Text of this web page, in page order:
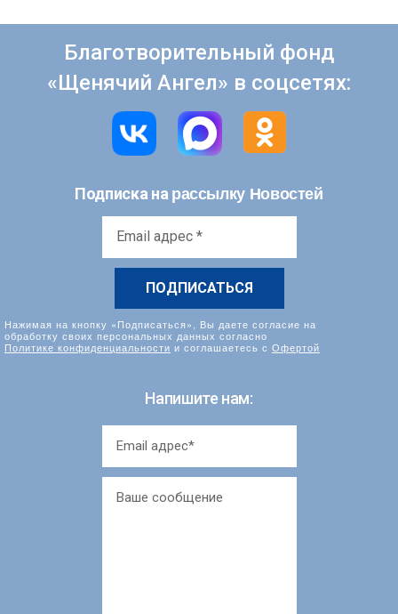
Благотворительный фонд
«Щенячий Ангел» в соцсетях:
Подписка на рассылку Новостей
Нажимая на кнопку «Подписаться», Вы даете согласие на
обработку своих персональных данных согласно
Политике конфиденциальности и соглашаетесь с Офертой
Напишите нам: